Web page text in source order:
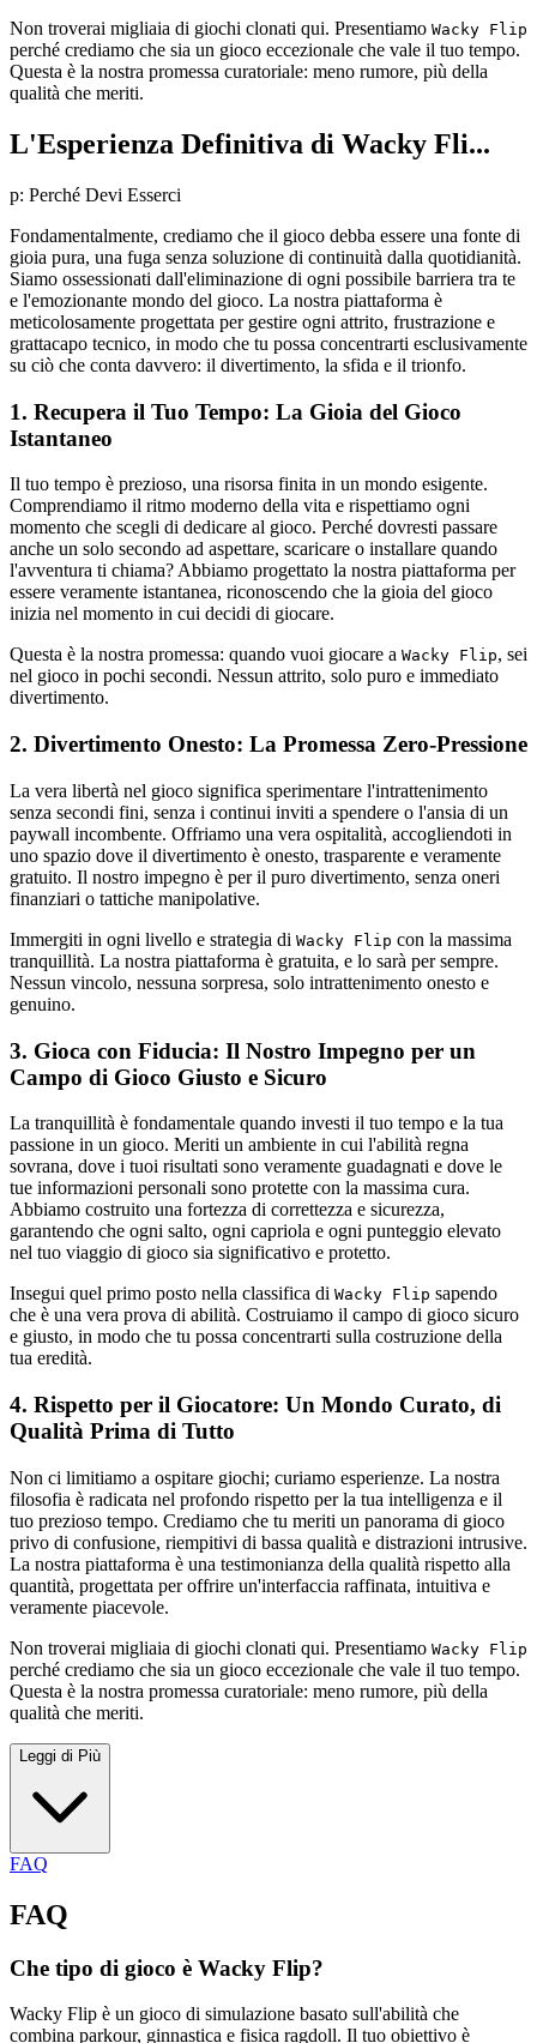
Non troverai migliaia di giochi clonati qui. Presentiamo Wacky Flip
perché crediamo che sia un gioco eccezionale che vale il tuo tempo.
Questa è la nostra promessa curatoriale: meno rumore, più della
qualità che meriti.
L'Esperienza Definitiva di Wacky Fli...
p: Perché Devi Esserci
Fondamentalmente, crediamo che il gioco debba essere una fonte di
gioia pura, una fuga senza soluzione di continuità dalla quotidianità.
Siamo ossessionati dall'eliminazione di ogni possibile barriera tra te
e l'emozionante mondo del gioco. La nostra piattaforma è
meticolosamente progettata per gestire ogni attrito, frustrazione e
grattacapo tecnico, in modo che tu possa concentrarti esclusivamente
su ciò che conta davvero: il divertimento, la sfida e il trionfo.
1. Recupera il Tuo Tempo: La Gioia del Gioco
Istantaneo
Il tuo tempo è prezioso, una risorsa finita in un mondo esigente.
Comprendiamo il ritmo moderno della vita e rispettiamo ogni
momento che scegli di dedicare al gioco. Perché dovresti passare
anche un solo secondo ad aspettare, scaricare o installare quando
l'avventura ti chiama? Abbiamo progettato la nostra piattaforma per
essere veramente istantanea, riconoscendo che la gioia del gioco
inizia nel momento in cui decidi di giocare.
Questa è la nostra promessa: quando vuoi giocare a Wacky Flip, sei
nel gioco in pochi secondi. Nessun attrito, solo puro e immediato
divertimento.
2. Divertimento Onesto: La Promessa Zero-Pressione
La vera libertà nel gioco significa sperimentare l'intrattenimento
senza secondi fini, senza i continui inviti a spendere o l'ansia di un
paywall incombente. Offriamo una vera ospitalità, accogliendoti in
uno spazio dove il divertimento è onesto, trasparente e veramente
gratuito. Il nostro impegno è per il puro divertimento, senza oneri
finanziari o tattiche manipolative.
Immergiti in ogni livello e strategia di Wacky Flip con la massima
tranquillità. La nostra piattaforma è gratuita, e lo sarà per sempre.
Nessun vincolo, nessuna sorpresa, solo intrattenimento onesto e
genuino.
3. Gioca con Fiducia: Il Nostro Impegno per un
Campo di Gioco Giusto e Sicuro
La tranquillità è fondamentale quando investi il tuo tempo e la tua
passione in un gioco. Meriti un ambiente in cui l'abilità regna
sovrana, dove i tuoi risultati sono veramente guadagnati e dove le
tue informazioni personali sono protette con la massima cura.
Abbiamo costruito una fortezza di correttezza e sicurezza,
garantendo che ogni salto, ogni capriola e ogni punteggio elevato
nel tuo viaggio di gioco sia significativo e protetto.
Insegui quel primo posto nella classifica di Wacky Flip sapendo
che è una vera prova di abilità. Costruiamo il campo di gioco sicuro
e giusto, in modo che tu possa concentrarti sulla costruzione della
tua eredità.
4. Rispetto per il Giocatore: Un Mondo Curato, di
Qualità Prima di Tutto
Non ci limitiamo a ospitare giochi; curiamo esperienze. La nostra
filosofia è radicata nel profondo rispetto per la tua intelligenza e il
tuo prezioso tempo. Crediamo che tu meriti un panorama di gioco
privo di confusione, riempitivi di bassa qualità e distrazioni intrusive.
La nostra piattaforma è una testimonianza della qualità rispetto alla
quantità, progettata per offrire un'interfaccia raffinata, intuitiva e
veramente piacevole.
Non troverai migliaia di giochi clonati qui. Presentiamo Wacky Flip
perché crediamo che sia un gioco eccezionale che vale il tuo tempo.
Questa è la nostra promessa curatoriale: meno rumore, più della
qualità che meriti.
Leggi di Più
FAQ
FAQ
Che tipo di gioco è Wacky Flip?
Wacky Flip è un gioco di simulazione basato sull'abilità che
combina parkour, ginnastica e fisica ragdoll. Il tuo obiettivo è